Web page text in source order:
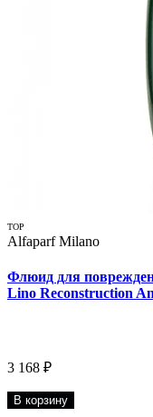
TOP
Alfaparf Milano
Флюид для
Lino Reconstruction
3 168 ₽
В корзину